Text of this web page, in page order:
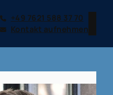
+49 7621 588 37 70
Kontakt aufnehmen